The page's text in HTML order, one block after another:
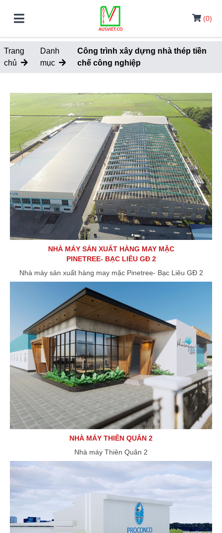
(0)
Trang
chủ
Danh
mục
Công trình xây dựng nhà thép tiền
chế công nghiệp
NHÀ MÁY SẢN XUẤT HÀNG MAY MẶC
PINETREE- BẠC LIÊU GĐ 2
Nhà máy sản xuất hàng may mặc Pinetree- Bạc Liêu GĐ 2
NHÀ MÁY THIÊN QUÂN 2
Nhà máy Thiên Quân 2